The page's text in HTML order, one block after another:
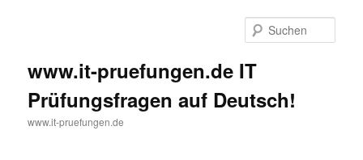
www.it-pruefungen.de IT
Prüfungsfragen auf Deutsch!
www.it-pruefungen.de